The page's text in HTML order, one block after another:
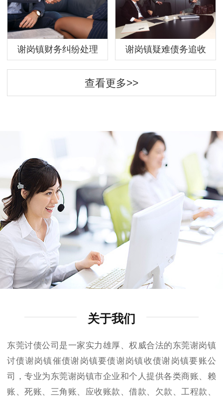
谢岗镇财务纠纷处理 谢岗镇疑难债务追收
查看更多>>
关于我们
东莞讨债公司是一家实力雄厚、权威合法的东莞谢岗镇
讨债谢岗镇催债谢岗镇要债谢岗镇收债谢岗镇要账公
司，专业为东莞谢岗镇市企业和个人提供各类商账、赖
账、死账、三角账、应收账款、借款、欠款、工程款、